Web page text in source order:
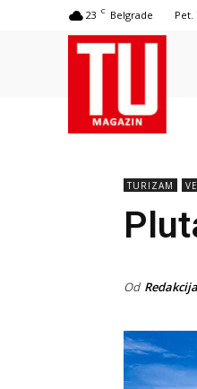
23 C Belgrade Pet.
TURIZAM
Od Redakcija